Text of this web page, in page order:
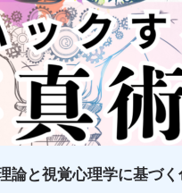
論と視覚心理学に基づ